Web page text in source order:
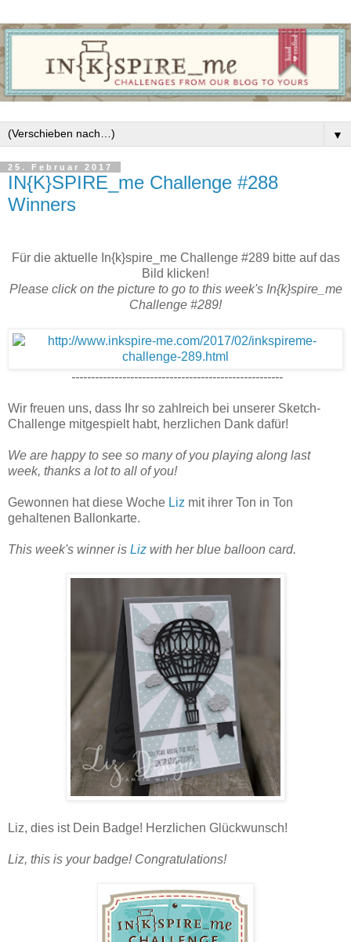
▼
25. Februar 2017
IN{K}SPIRE_me Challenge #288
Winners
Für die aktuelle In{k}spire_me Challenge #289 bitte auf das
Bild klicken!
Please click on the picture to go to this week's In{k}spire_me
Challenge #289!
------------------------------------------------------
Wir freuen uns, dass Ihr so zahlreich bei unserer Sketch-
Challenge mitgespielt habt, herzlichen Dank dafür!
We are happy to see so many of you playing along last
week, thanks a lot to all of you!
Gewonnen hat diese Woche Liz mit ihrer Ton in Ton
gehaltenen Ballonkarte.
This week's winner is Liz with her blue balloon card.
Liz, dies ist Dein Badge! Herzlichen Glückwunsch!
Liz, this is your badge! Congratulations!